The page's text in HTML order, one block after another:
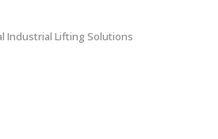
Industrial Lifting Solutions